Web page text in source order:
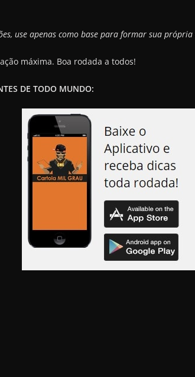
use apenas como base para formar sua própria
máxima. Boa rodada a todos!
DE TODO MUNDO: